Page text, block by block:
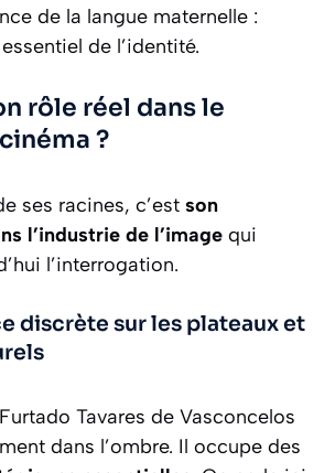
de la langue maternelle :
de l’identité.
rôle réel dans le
?
ses racines, c’est son
l’industrie de l’image qui
l’interrogation.
discrète sur les plateaux et
Tavares de Vasconcelos
dans l’ombre. Il occupe des